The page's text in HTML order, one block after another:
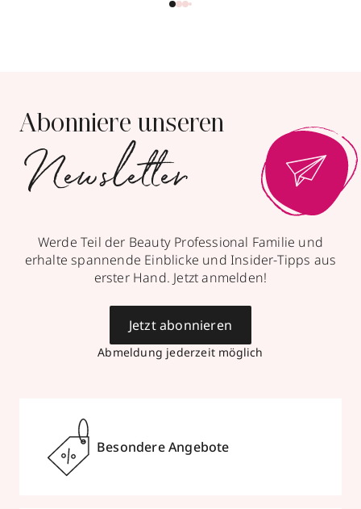
Abonniere unseren
Newsletter
Werde Teil der Beauty Professional Familie und
erhalte spannende Einblicke und Insider-Tipps aus
erster Hand. Jetzt anmelden!
Abmeldung jederzeit möglich
Jetzt abonnieren
Besondere Angebote